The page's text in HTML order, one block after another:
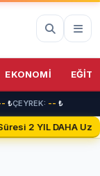
EKONOMİ
₺ÇEYREK: -- ₺
2 YIL DAHA
69%